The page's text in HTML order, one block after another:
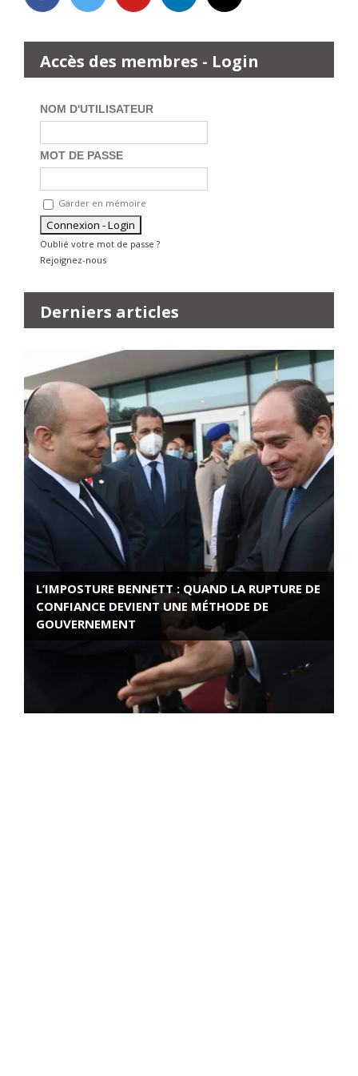
Accès des membres - Login
NOM D'UTILISATEUR
MOT DE PASSE
Garder en mémoire
Oublié votre mot de passe ?
Rejoignez-nous
Derniers articles
L’IMPOSTURE BENNETT : QUAND LA RUPTURE DE
CONFIANCE DEVIENT UNE MÉTHODE DE
GOUVERNEMENT
ROSE VALLAND, HEROÏNE DE LA RESISTANCE